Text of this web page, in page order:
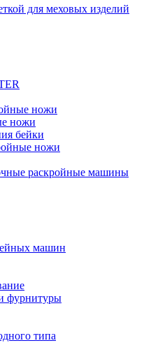
для меховых изделий
ножи
ножи
бейки
ножи
раскройные машины
машин
фурнитуры
типа